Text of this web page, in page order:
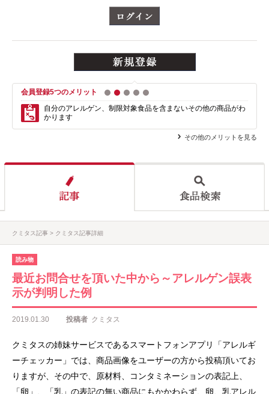
会員登録5つのメリット 1 2 3 4
自分のアレルゲン、制限対象食品を含まないその他の商品がわ
かります
その他のメリットを見る
クミタス記事 クミタス記事詳細
読み物
最近お問合せを頂いた中から～アレルゲン誤表
示が判明した例
2019.01.30 投稿者 クミタス
クミタスの姉妹サービスであるスマートフォンアプリ「アレルギ
ーチェッカー」では、商品画像をユーザーの方から投稿頂いてお
りますが、その中で、原材料、コンタミネーションの表記上、
「卵」、「乳」の表記の無い商品にもかかわらず、卵、乳アレル